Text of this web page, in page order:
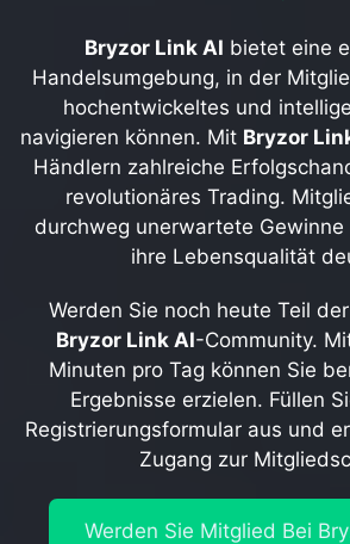
Bryzor Link AI bietet eine
Handelsumgebung, in der
hochentwickeltes und
navigieren können. Mit Bryzor
Händlern zahlreiche
revolutionäres Trading.
durchweg unerwartete
ihre Lebensqualität
Werden Sie noch heute Teil
Bryzor Link AI-Community.
Minuten pro Tag können Sie
Ergebnisse erzielen. Füllen
Registrierungsformular aus und
Zugang zur
Werden Sie Mitglied Bei